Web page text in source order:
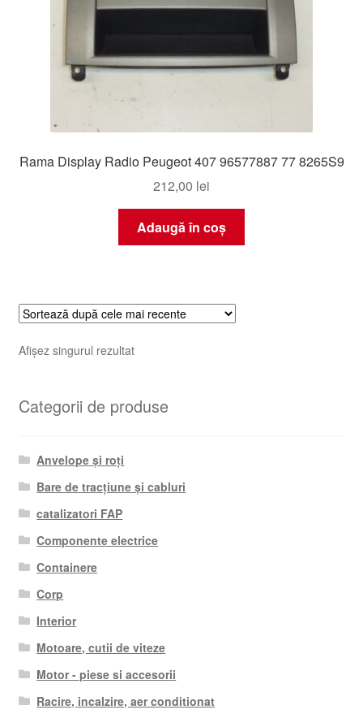
Rama Display Radio Peugeot 407 96577887 77 8265S9
212,00 lei
Adaugă în coș
Afișez singurul rezultat
Categorii de produse
Anvelope și roți
Bare de tracțiune și cabluri
catalizatori FAP
Componente electrice
Containere
Corp
Interior
Motoare, cutii de viteze
Motor - piese si accesorii
Racire, incalzire, aer conditionat